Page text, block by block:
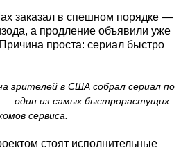
заказал в спешном порядке —
а продление объявили уже
проста: сериал быстро
зрителей в США собрал сериал по
один из самых быстрорастущих
сервиса.
стоят исполнительные